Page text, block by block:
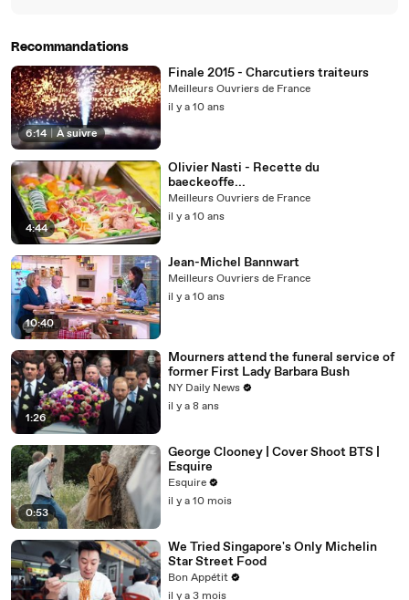
Recommandations
6:14 | À suivre
Finale 2015 - Charcutiers traiteurs
Meilleurs Ouvriers de France
il y a 10 ans
4:44
Olivier Nasti - Recette du
baeckeoffe...
Meilleurs Ouvriers de France
il y a 10 ans
10:40
Jean-Michel Bannwart
Meilleurs Ouvriers de France
il y a 10 ans
1:26
Mourners attend the funeral service of
former First Lady Barbara Bush
NY Daily News
il y a 8 ans
0:53
George Clooney | Cover Shoot BTS |
Esquire
Esquire
il y a 10 mois
We Tried Singapore's Only Michelin
Star Street Food
Bon Appétit
il y a 3 mois